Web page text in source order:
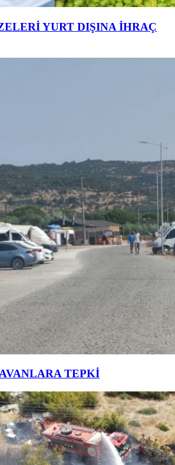
YURT DIŞINA İHRAÇ
TEPKİ